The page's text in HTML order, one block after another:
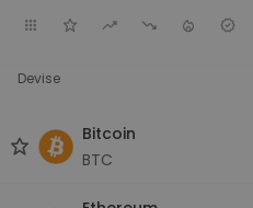
Devise
Bitcoin
BTC